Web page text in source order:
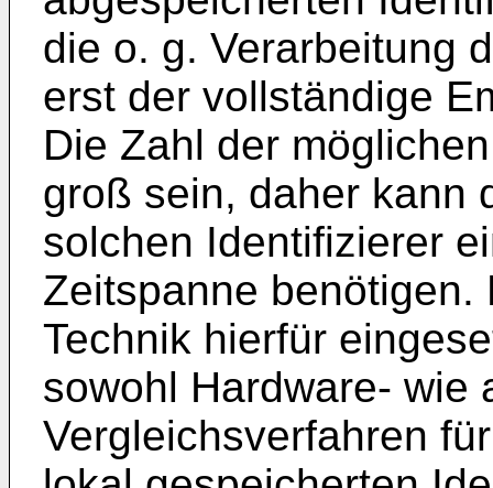
die o. g. Verarbeitung
erst der vollständige
Die Zahl der
groß sein, daher kann
solchen Identifizierer
Zeitspanne benötigen.
Technik hierfür
sowohl Hardware- wie
Vergleichsverfahren